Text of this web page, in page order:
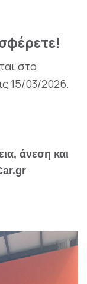
στο
15/03/2026.
άνεση και